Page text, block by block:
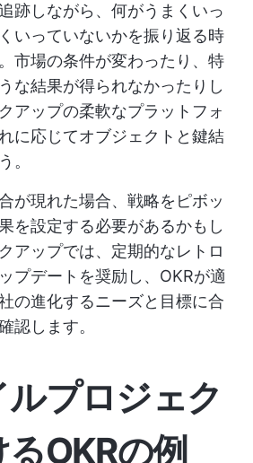
跡しながら、何がうまくいっ
いっていないかを振り返る時
市場の条件が変わったり、特
な結果が得られなかったりし
アップの柔軟なプラットフォ
に応じてオブジェクトと鍵結
。
が現れた場合、戦略をピボッ
を設定する必要があるかもし
アップでは、定期的なレトロ
プデートを奨励し、OKRが適
の進化するニーズと目標に合
認します。
プロジェク
るOKRの例